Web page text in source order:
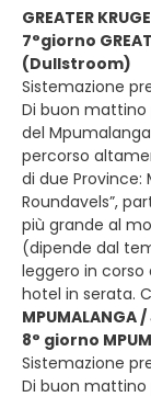
GREATER
7°giorno
(Dullstroom)
Sistemazione
Di buon mattino
del
percorso
di due Province:
Roundavels”,
più grande al
(dipende dal
leggero in corso
hotel in serata.
MPUMALANGA
8° giorno
Sistemazione
Di buon